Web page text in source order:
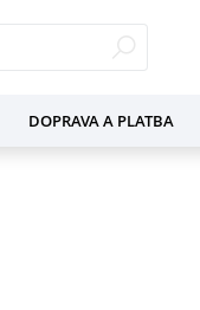
DOPRAVA A PLATBA